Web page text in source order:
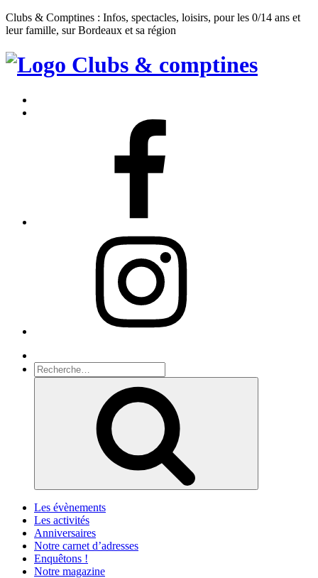
Clubs & Comptines : Infos, spectacles, loisirs, pour les 0/14 ans et
leur famille, sur Bordeaux et sa région
Clubs
Comptines
Recherche
pour
Les évènements
Les activités
Anniversaires
Notre carnet d’adresses
Enquêtons !
Notre magazine